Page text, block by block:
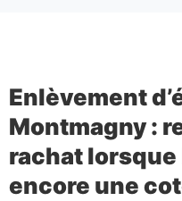
Enlèvement
Montmagny :
rachat
encore une